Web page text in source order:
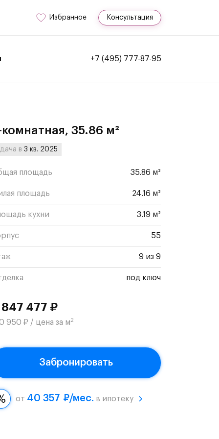
Избранное Консультация
+7 (495) 777-87-95
комнатная, 35.86 м²
в3 кв. 2025
площадь 35.86 м²
площадь 24.16 м²
кухни 3.19 м²
55
9 из 9
под ключ
477 ₽
950 ₽ / цена за м2
Забронировать
от 40 357 ₽/мес. в ипотеку